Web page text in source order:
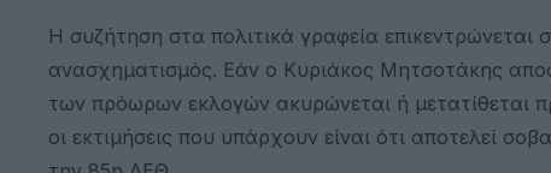
Η συζήτηση στα πολιτικά γραφεία επικεντρώνεται
ανασχηματισμός. Εάν ο Κυριάκος Μητσοτάκης
των πρόωρων εκλογών ακυρώνεται ή μετατίθεται
οι εκτιμήσεις που υπάρχουν είναι ότι αποτελεί